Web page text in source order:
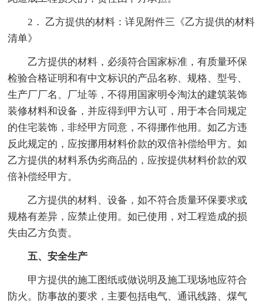
2． 乙方提供的材料：详见附件三《乙方提供的材料
清单》
乙方提供的材料，必须符合国家标准，有质量环保
检验合格证明和有中文标识的产品名称、规格、型号、
生产厂厂名、厂址等，不得用国家明令淘汰的建筑装饰
装修材料和设备，并应得到甲方认可，用于本合同规定
的住宅装饰，非经甲方同意，不得挪作他用。如乙方违
反此规定的，应按挪用材料价款的双倍补偿给甲方。如
乙方提供的材料系伪劣商品的，应按提供材料价款的双
倍补偿经甲方。
乙方提供的材料、设备，如不符合质量环保要求或
规格有差异，应禁止使用。如已使用，对工程造成的损
失由乙方负责。
五、安全生产
甲方提供的施工图纸或做说明及施工现场地应符合
防火。防事故的要求，主要包括电气、通讯线路、煤气